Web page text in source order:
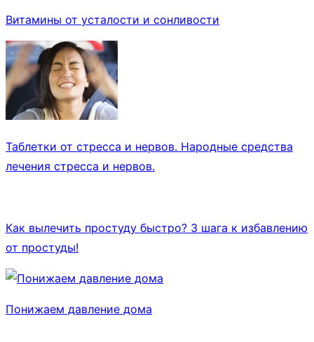
Витамины от усталости и сонливости
Таблетки от стресса и нервов. Народные средства
лечения стресса и нервов.
Как вылечить простуду быстро? 3 шага к избавлению
от простуды!
Понижаем давление дома